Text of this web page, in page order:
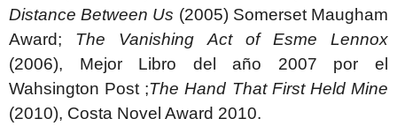
Distance Between Us (2005) Somerset Maugham
Award; The Vanishing Act of Esme Lennox
(2006), Mejor Libro del año 2007 por el
Wahsington Post ;The Hand That First Held Mine
(2010), Costa Novel Award 2010.